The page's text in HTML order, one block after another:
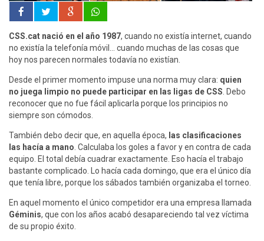
CSS.cat nació en el año 1987, cuando no existía internet, cuando
no existía la telefonía móvil… cuando muchas de las cosas que
hoy nos parecen normales todavía no existían.
Desde el primer momento impuse una norma muy clara: quien
no juega limpio no puede participar en las ligas de CSS. Debo
reconocer que no fue fácil aplicarla porque los principios no
siempre son cómodos.
También debo decir que, en aquella época, las clasificaciones
las hacía a mano. Calculaba los goles a favor y en contra de cada
equipo. El total debía cuadrar exactamente. Eso hacía el trabajo
bastante complicado. Lo hacía cada domingo, que era el único día
que tenía libre, porque los sábados también organizaba el torneo.
En aquel momento el único competidor era una empresa llamada
Géminis, que con los años acabó desapareciendo tal vez víctima
de su propio éxito.